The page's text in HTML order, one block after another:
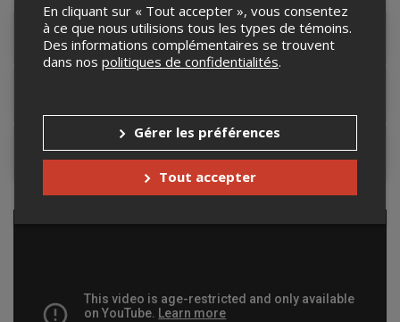
Détails de l'événement
Contacter l'organisateur
En cliquant sur « Tout accepter », vous consentez
à ce que nous utilisions tous les types de témoins.
Des informations complémentaires se trouvent
dans nos politiques de confidentialités.
Gérer les préférences
Tout accepter